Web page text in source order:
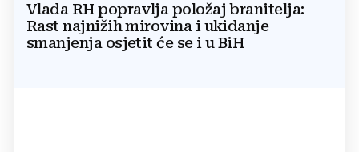
Vlada RH popravlja položaj branitelja:
Rast najnižih mirovina i ukidanje
smanjenja osjetit će se i u BiH